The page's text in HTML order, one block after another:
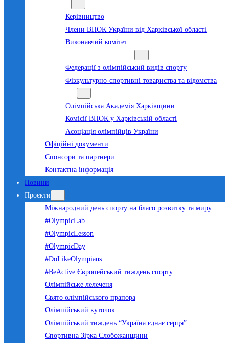
Керівництво
Члени ВНОК України від Харківської області
Виконавчий комітет
Федерації з олімпійський видів спорту
Фізкультурно-спортивні товариства та відомства
Олімпійська Академія Харківщини
Комісії ВНОК у Харківській області
Асоціація олімпійців України
Офіційні документи
Спонсори та партнери
Контактна інформація
Новини
Проєкти
Міжнародний день спорту на благо розвитку та миру
#OlympicLab
#OlympicLesson
#OlympicDay
#DoLikeOlympians
#BeActive Європейський тиждень спорту
Олімпійське лелеченя
Свято олімпійського прапора
Олімпійський куточок
Олімпійський тиждень “Україна єднає серця”
Спортивна Зірка Слобожанщини